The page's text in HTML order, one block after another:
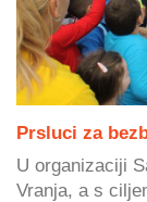
Prsluci za
U organizaciji
Vranja, a s